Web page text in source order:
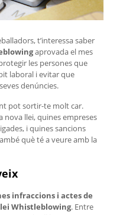
t’interessa saber
aprovada el mes
les persones que
laboral i evitar que
denúncies.
pot sortir-te molt car.
nova llei, quines empreses
i quines sancions
què té a veure amb la
infraccions i actes de
Whistleblowing. Entre